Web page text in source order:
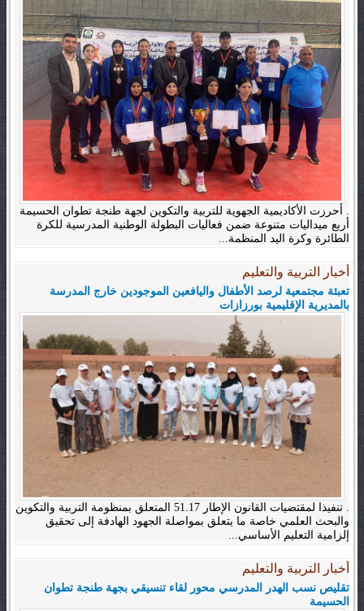
. أحرزت الأكاديمية الجهوية للتربية والتكوين لجهة طنجة تطوان الحسيمة
أربع ميداليات متنوعة ضمن فعاليات البطولة الوطنية المدرسية للكرة
الطائرة وكرة اليد المنظمة...
أخبار التربية والتعليم
تعبئة مجتمعية لرصد الأطفال واليافعين الموجودين خارج المدرسة
بالمديرية الإقليمية بورزازات
. تنفيذا لمقتضيات القانون الإطار 51.17 المتعلق بمنظومة التربية والتكوين
والبحث العلمي خاصة ما يتعلق بمواصلة الجهود الهادفة إلى تحقيق
إلزامية التعليم الأساسي...
أخبار التربية والتعليم
تقليص نسب الهدر المدرسي محور لقاء تنسيقي بجهة طنجة تطوان
الحسيمة